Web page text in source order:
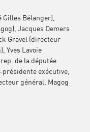
Bélanger),
Jacques Demers
Gravel (directeur
Yves Lavoie
de la députée
exécutive,
général, Magog